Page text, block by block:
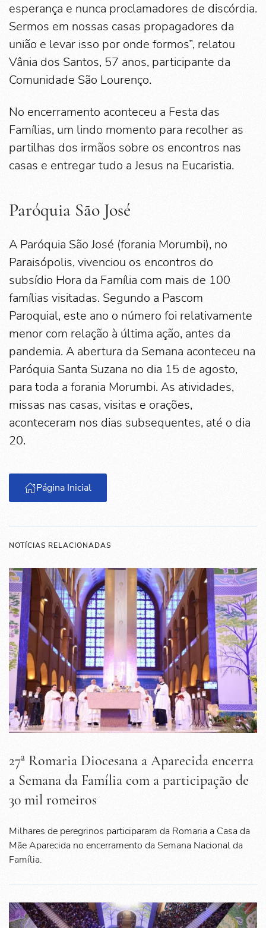
esperança e nunca proclamadores de discórdia.
Sermos em nossas casas propagadores da
união e levar isso por onde formos”, relatou
Vânia dos Santos, 57 anos, participante da
Comunidade São Lourenço.
No encerramento aconteceu a Festa das
Famílias, um lindo momento para recolher as
partilhas dos irmãos sobre os encontros nas
casas e entregar tudo a Jesus na Eucaristia.
Paróquia São José
A Paróquia São José (forania Morumbi), no
Paraisópolis, vivenciou os encontros do
subsídio Hora da Família com mais de 100
famílias visitadas. Segundo a Pascom
Paroquial, este ano o número foi relativamente
menor com relação à última ação, antes da
pandemia. A abertura da Semana aconteceu na
Paróquia Santa Suzana no dia 15 de agosto,
para toda a forania Morumbi. As atividades,
missas nas casas, visitas e orações,
aconteceram nos dias subsequentes, até o dia
20.
Página Inicial
NOTÍCIAS RELACIONADAS
27ª Romaria Diocesana a Aparecida encerra
a Semana da Família com a participação de
30 mil romeiros
Milhares de peregrinos participaram da Romaria a Casa da
Mãe Aparecida no encerramento da Semana Nacional da
Família.